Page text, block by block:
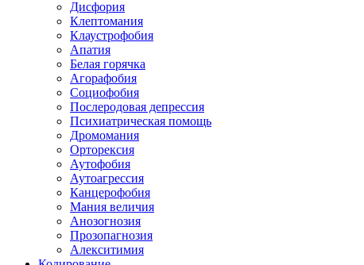
Дисфория
Клептомания
Клаустрофобия
Апатия
Белая горячка
Агорафобия
Социофобия
Послеродовая депрессия
Психиатрическая помощь
Дромомания
Орторексия
Аутофобия
Аутоагрессия
Канцерофобия
Мания величия
Анозогнозия
Прозопагнозия
Алекситимия